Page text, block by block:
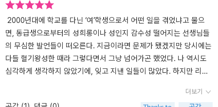
범인이 체포되어 사건이 종결되었음에도 시시때때로 언론과 사람들
의 관심을 끌게 되었고 언제나 진범이 따로 있다고 생각했던 주인공
보디 케인은 사건이 발생한 지 23년 만에 모교로 돌아갈 이번 기회에
다시 한번 재수사를 하고 싶어 한다.그리고 그런 그녀의 마음처럼 그
녀가 맡은 학생 중 몇몇이 이 사건을 다루고 싶다며 그녀에게 도움을
요청하게 되고 그녀와 학생들은 힘을 모아 사건을 하나둘씩 재구성해
디는 당시에는 몰랐거나 제대로 인지하지 못했던 문제들... 모두에게
2000년대에 학교를 다닌 ‘여’학생으로서 어떤 일을 겪었냐고 물으
면, 동급생으로부터의 성희롱이나 성인지 감수성 떨어지는 선생님들
의 무심한 발언들이 떠오른다. 지금이라면 문제가 됐겠지만 당시에는
다들 혈기왕성한 때라 그렇다면서 그냥 넘어가곤 했었다. 나 역시도
심각하게 생각하지 않았기에, 잊고 지낸 일들이 많았다. 하지만 리베
떠올랐다. 이 소설은 사립고교인 그랜비에서 90년대에 인기 많은 여
더보기